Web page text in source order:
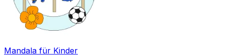
Mandala für Kinder